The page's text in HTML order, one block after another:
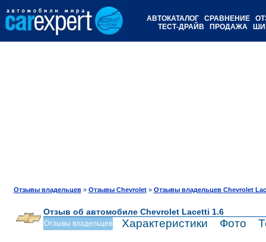
АВТОКАТАЛОГ СРАВНЕНИЕ
ТЕСТ-ДРАЙВ
ПРОДАЖА
Отзывы владельцев» Отзывы Chevrolet» Отзывы владельцев Chevrolet
Отзыв об автомобиле Chevrolet Lacetti 1.6
Отзывы владельцев Характеристики Фото